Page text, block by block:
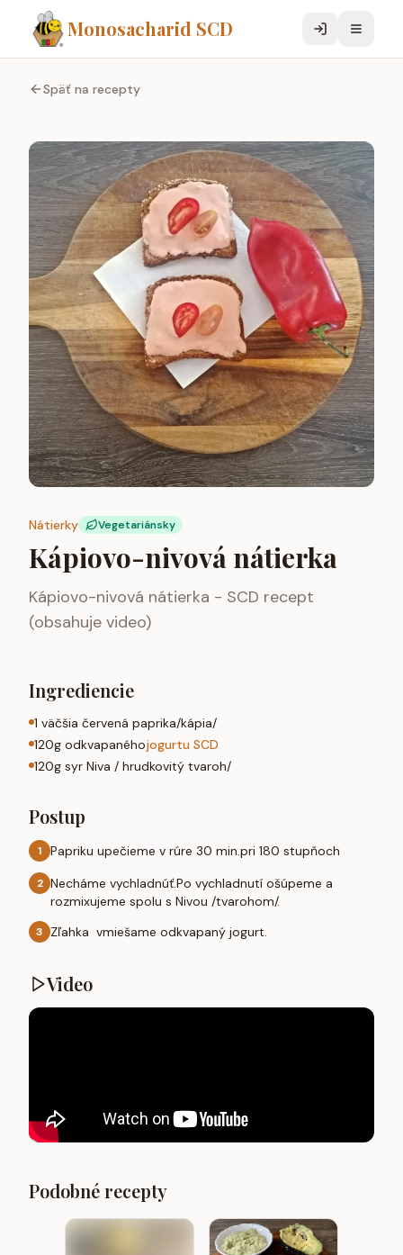
Monosacharid SCD
Späť na recepty
Nátierky Vegetariánsky
Kápiovo-nivová nátierka
Kápiovo-nivová nátierka - SCD recept
(obsahuje video)
Ingrediencie
1 väčšia červená paprika/kápia/
120g odkvapanéhojogurtu SCD
120g syr Niva / hrudkovitý tvaroh/
Postup
1 Papriku upečieme v rúre 30 min.pri 180 stupňoch
2 Necháme vychladnúť.Po vychladnutí ošúpeme a
rozmixujeme spolu s Nivou /tvarohom/.
3 Zľahka vmiešame odkvapaný jogurt.
Video
Podobné recepty